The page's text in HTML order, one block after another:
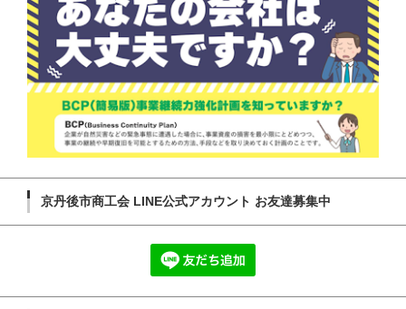
京丹後市商工会 LINE公式アカウント お友達募集中